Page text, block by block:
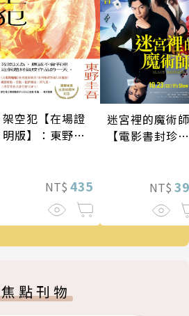
架空犯【在場證
明版】：東野圭
蝠》系列重磅新
NT$ 435
迷宮裡的魔術師
【電影書封珍藏
NT$
焦點刊物